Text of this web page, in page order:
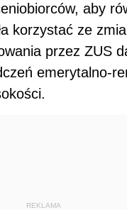
aby
korzystać ze
przez ZUS
emerytalno-
REKLAMA